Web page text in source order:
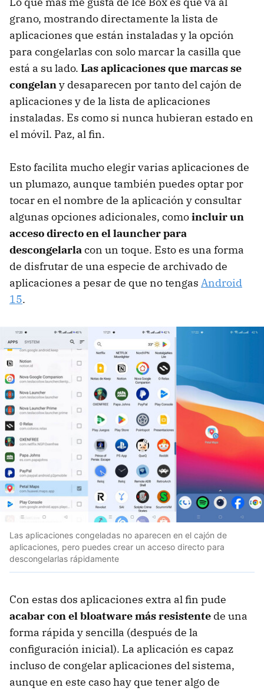
grano, mostrando directamente la lista de
aplicaciones que están instaladas y la opción
para congelarlas con solo marcar la casilla que
está a su lado. Las aplicaciones que marcas se
congelany desaparecen por tanto del cajón de
aplicaciones y de la lista de aplicaciones
instaladas. Es como si nunca hubieran estado en
el móvil. Paz, al fin.
Esto facilita mucho elegir varias aplicaciones de
un plumazo, aunque también puedes optar por
tocar en el nombre de la aplicación y consultar
algunas opciones adicionales, comoincluir un
acceso directo en el launcher para
descongelarlacon un toque. Esto es una forma
de disfrutar de una especie de archivado de
aplicaciones a pesar de que no tengas Android
15.
Las aplicaciones congeladas no aparecen en el cajón de
aplicaciones, pero puedes crear un acceso directo para
descongelarlas rápidamente
Con estas dos aplicaciones extra al fin pude
acabar con el bloatware más resistente de una
forma rápida y sencilla (después de la
configuración inicial). La aplicación es capaz
incluso de congelar aplicaciones del sistema,
aunque en este caso hay que tener algo de